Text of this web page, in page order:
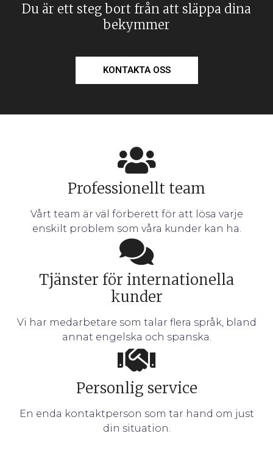
Du är ett steg bort från att släppa dina
bekymmer
KONTAKTA OSS
Professionellt team
Vårt team är väl förberett för att lösa varje
enskilt problem som våra kunder kan ha.
Tjänster för internationella
kunder
Vi har medarbetare som talar flera språk, bland
annat engelska och spanska.
Personlig service
En enda kontaktperson som tar hand om just
din situation.